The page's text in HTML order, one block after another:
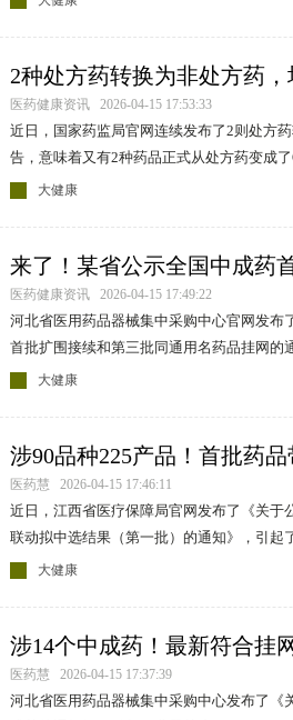
2种处方药转换为非处方药
药！
医药健康资讯 2026-04-15 17:53:33
近日，国家药监局官网连续发布了2则处方
告，意味着又有2种药品正式从处方药变成
药！ 大健康
来了！某省公示全国中成药
品
医药健康资讯 2026-04-15 17:49:22
河北省医用药品器械集中采购中心官网发布
首批扩围接续和第三批同通用名药品挂网的
大健康
涉90品种225产品！首批药
中选结果公示
医药慧 2026-04-15 17:46:11
近日，江西省医疗保障局官网发布了《关于
联动拟中选结果（第一批）的通知》，引起
大健康
涉14个中成药！最新符合挂
公布
医药慧 2026-04-15 17:37:39
河北省医用药品器械集中采购中心发布了《